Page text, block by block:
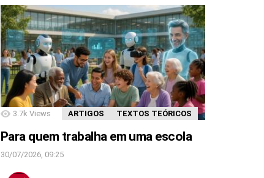
3.7k Views ARTIGOS TEXTOS TEÓRICOS
Para quem trabalha em uma escola
30/07/2026, 09:25